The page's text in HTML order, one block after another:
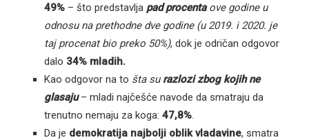
49% – što predstavlja pad procentaove godine u
odnosu na prethodne dve godine (u 2019. i 2020. je
taj procenat bio preko 50%), dok je odričan odgovor
dalo 34% mladih.
Kao odgovor na to šta su razlozi zbog kojih ne
glasaju– mladi najčešće navode da smatraju da
trenutno nemaju za koga:47,8%.
Da je demokratija najbolji oblik vladavine, smatra